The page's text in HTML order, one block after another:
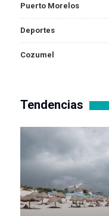
Puerto Morelos
Deportes
Cozumel
Tendencias